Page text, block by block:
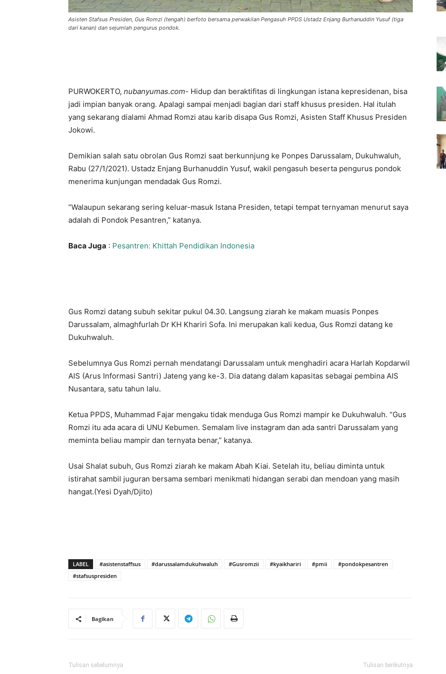
Asisten Stafsus Presiden, Gus Romzi (tengah) berfoto bersama perwakilan Pengasuh PPDS Ustadz Enjang Burhanuddin Yusuf (tiga
dari kanan) dan sejumlah pengurus pondok.
PURWOKERTO, nubanyumas.com- Hidup dan beraktifitas di lingkungan istana kepresidenan, bisa
jadi impian banyak orang. Apalagi sampai menjadi bagian dari staff khusus presiden. Hal itulah
yang sekarang dialami Ahmad Romzi atau karib disapa Gus Romzi, Asisten Staff Khusus Presiden
Jokowi.
Demikian salah satu obrolan Gus Romzi saat berkunnjung ke Ponpes Darussalam, Dukuhwaluh,
Rabu (27/1/2021). Ustadz Enjang Burhanuddin Yusuf, wakil pengasuh beserta pengurus pondok
menerima kunjungan mendadak Gus Romzi.
“Walaupun sekarang sering keluar-masuk Istana Presiden, tetapi tempat ternyaman menurut saya
adalah di Pondok Pesantren,” katanya.
Baca Juga : Pesantren: Khittah Pendidikan Indonesia
Gus Romzi datang subuh sekitar pukul 04.30. Langsung ziarah ke makam muasis Ponpes
Darussalam, almaghfurlah Dr KH Khariri Sofa. Ini merupakan kali kedua, Gus Romzi datang ke
Dukuhwaluh.
Sebelumnya Gus Romzi pernah mendatangi Darussalam untuk menghadiri acara Harlah Kopdarwil
AIS (Arus Informasi Santri) Jateng yang ke-3. Dia datang dalam kapasitas sebagai pembina AIS
Nusantara, satu tahun lalu.
Ketua PPDS, Muhammad Fajar mengaku tidak menduga Gus Romzi mampir ke Dukuhwaluh. “Gus
Romzi itu ada acara di UNU Kebumen. Semalam live instagram dan ada santri Darussalam yang
meminta beliau mampir dan ternyata benar,” katanya.
Usai Shalat subuh, Gus Romzi ziarah ke makam Abah Kiai. Setelah itu, beliau diminta untuk
istirahat sambil juguran bersama sembari menikmati hidangan serabi dan mendoan yang masih
hangat.(Yesi Dyah/Djito)
LABEL #asistenstaffsus #darussalamdukuhwaluh #Gusromzii #kyaikhariri #pmii
#pondokpesantren
#stafsuspresiden
Bagikan
Tulisan sebelumnya Tulisan berikutnya